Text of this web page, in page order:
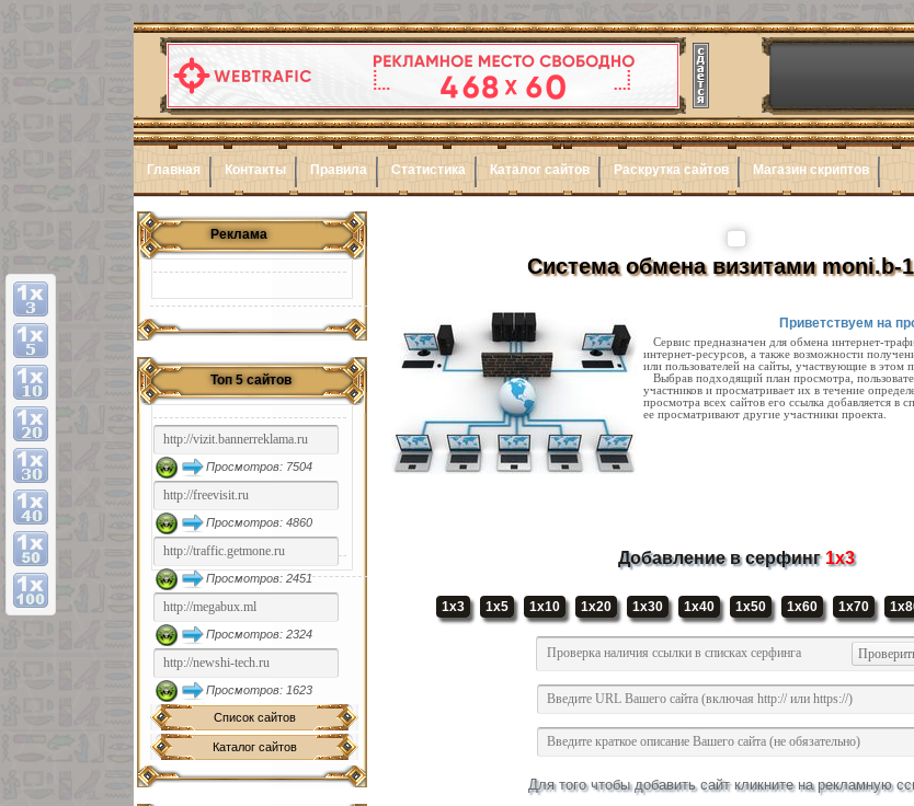
Главная Контакты Правила Статистика Каталог сайтов Раскрутка сайтов Магазин скриптов
Реклама
Топ 5 сайтов
Просмотров: 7504
Просмотров: 4860
Просмотров: 2451
Просмотров: 2324
Просмотров: 1623
Список сайтов
Каталог сайтов
Система обмена визитами moni.b-
Приветствуем на
Сервис предназначен для обмена интернет-
интернет-ресурсов, а также возможности
или пользователей на сайты, участвующие в этом
Выбрав подходящий план просмотра,
участников и просматривает их в течение
просмотра всех сайтов его ссылка добавляется в
ее просматривают другие участники проекта.
Добавление в серфинг1x3
1x3 1x5 1x10 1x20 1x30 1x40 1x50 1x60 1x70
Для того чтобы добавить сайт кликните на рекламную